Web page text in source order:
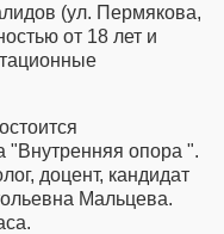
(ул. Пермякова,
от 18 лет и
"Внутренняя опора ".
доцент, кандидат
Мальцева.